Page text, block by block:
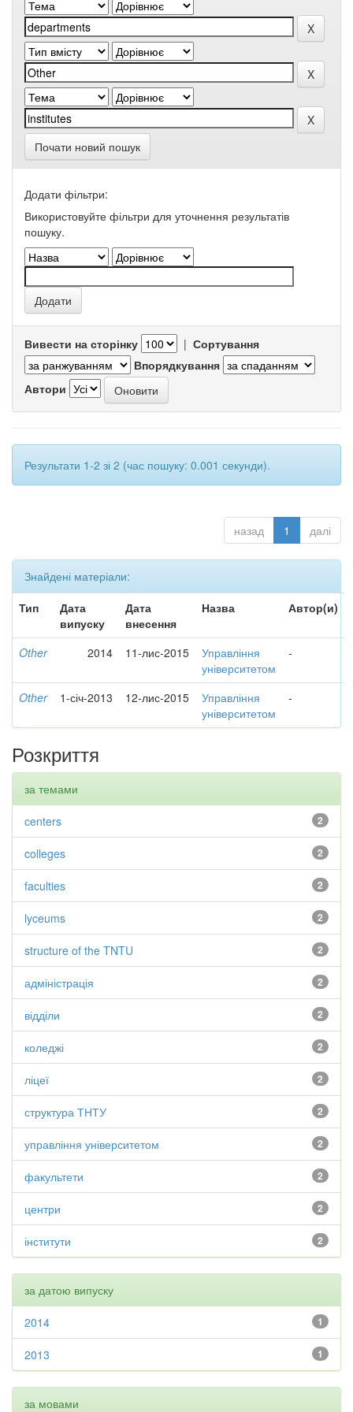
Почати новий пошук
Додати фільтри:
Використовуйте фільтри для уточнення результатів
пошуку.
Вивести на сторінку | Сортування
Впорядкування
Автори
Результати 1-2 зі 2 (час пошуку: 0.001 секунди).
назад 1 далі
Знайдені матеріали:
Тип
Дата
випуску
Дата
внесення
Назва Автор(и)
Other 2014 11-лис-2015
Управління
університетом
-
Other 1-січ-2013 12-лис-2015
Управління
університетом
-
Розкриття
за темами
2
centers
2
colleges
2
faculties
2
lyceums
2
structure of the TNTU
2
адміністрація
2
відділи
2
коледжі
2
ліцеї
2
структура ТНТУ
2
управління університетом
2
факультети
2
центри
2
інститути
за датою випуску
1
2014
1
2013
за мовами